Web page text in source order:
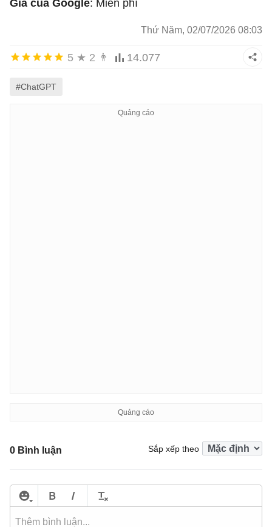
Giá của Google: Miễn phí
Thứ Năm, 02/07/2026 08:03
5 ★ 2 👨 14.077
#ChatGPT
0 Bình luận Sắp xếp theo